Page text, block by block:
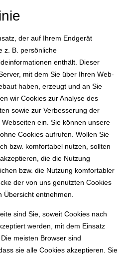
der auf Ihrem Endgerät
z. B. persönliche
enthält. Dieser
mit dem Sie über Ihren Web-
haben, erzeugt und an Sie
wir Cookies zur Analyse des
sowie zur Verbesserung der
ein. Sie können unsere
Cookies aufrufen. Wollen Sie
bzw. komfortabel nutzen, sollten
die die Nutzung
bzw. die Nutzung komfortabler
der von uns genutzten Cookies
entnehmen.
sind Sie, soweit Cookies nach
werden, mit dem Einsatz
meisten Browser sind
sie alle Cookies akzeptieren. Sie